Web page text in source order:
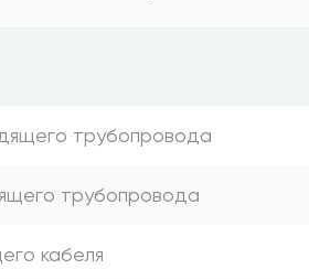
трубопровода
трубопровода
кабеля